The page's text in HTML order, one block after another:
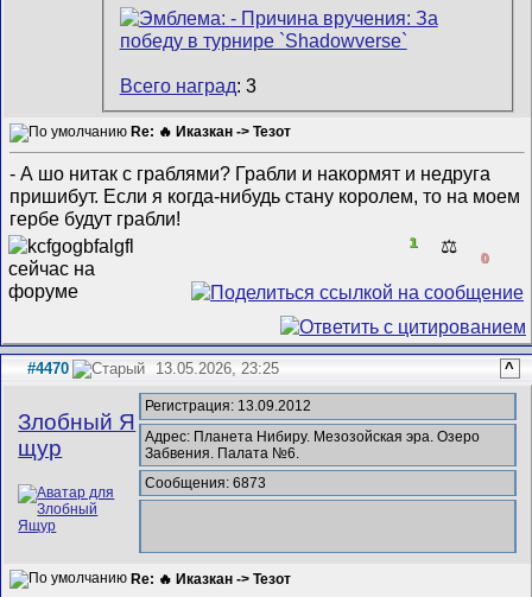
Всего наград: 3
Re: 🔥 Иказкан -> Тезот
- А шо нитак с граблями? Грабли и накормят и недруга
пришибут. Если я когда-нибудь стану королем, то на моем
гербе будут грабли!
1 ⚖️
0
#4470 13.05.2026, 23:25 ^
Злобный Я
щур
Регистрация: 13.09.2012
Адрес: Планета Нибиру. Мезозойская эра. Озеро
Забвения. Палата №6.
Сообщения: 6873
Re: 🔥 Иказкан -> Тезот